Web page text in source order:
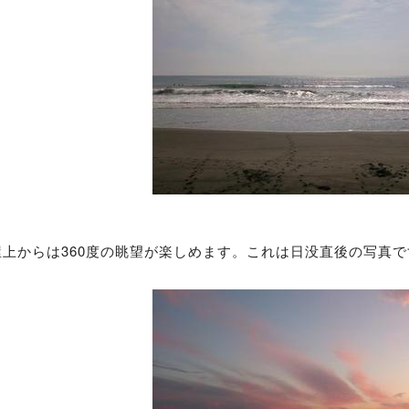
からは360度の眺望が楽しめます。これは日没直後の写真